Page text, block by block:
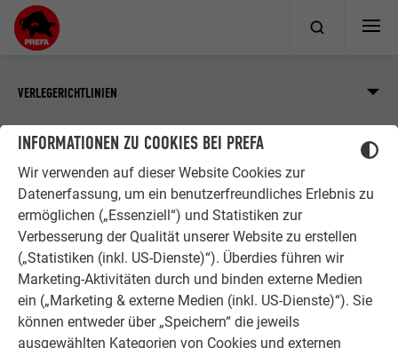
INFORMATIONEN ZU COOKIES BEI PREFA
Wir verwenden auf dieser Website Cookies zur
Datenerfassung, um ein benutzerfreundliches Erlebnis zu
ermöglichen („Essenziell“) und Statistiken zur
Verbesserung der Qualität unserer Website zu erstellen
(„Statistiken (inkl. US-Dienste)“). Überdies führen wir
Marketing-Aktivitäten durch und binden externe Medien
ein („Marketing & externe Medien (inkl. US-Dienste)“). Sie
können entweder über „Speichern“ die jeweils
ausgewählten Kategorien von Cookies und externen
VERLEGERICHTLINIEN
Fassade
Strangpressprofile
Produktinformationen
Werkstoff
WERKSTOFF
Die Profilwelle und das Zackenprofil werden aus einer
Aluminiumlegierung EN AW-6060 T66 unter Einhaltung der